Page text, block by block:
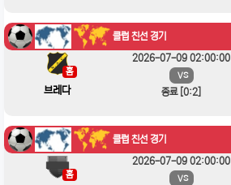
클럽 친선 경기
홈
브레다
2026-07-09 02:00:00
VS
종료 [0:2]
클럽 친선 경기
홈
2026-07-09 02:00:00
VS